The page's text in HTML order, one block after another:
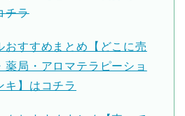
チラ
おすすめまとめ【どこに売
薬局・アロマテラピーショ
キ】はコチラ